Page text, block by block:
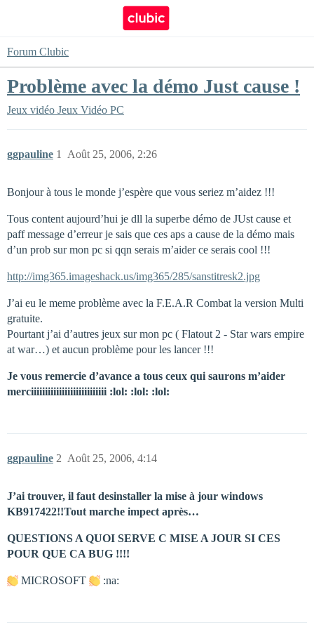
Forum Clubic
Problème avec la démo Just cause !
Jeux vidéo Jeux Vidéo PC
ggpauline Août 25, 2006, 2:26
1
Bonjour à tous le monde j’espère que vous seriez m’aidez !!!
Tous content aujourd’hui je dll la superbe démo de JUst cause et
paff message d’erreur je sais que ces aps a cause de la démo mais
d’un prob sur mon pc si qqn serais m’aider ce serais cool !!!
http://img365.imageshack.us/img365/285/sanstitresk2.jpg
J’ai eu le meme problème avec la F.E.A.R Combat la version Multi
gratuite.
Pourtant j’ai d’autres jeux sur mon pc ( Flatout 2 - Star wars empire
at war…) et aucun problème pour les lancer !!!
Je vous remercie d’avance a tous ceux qui saurons m’aider
merciiiiiiiiiiiiiiiiiiiiiiiiiii :lol: :lol: :lol:
ggpauline Août 25, 2006, 4:14
2
J’ai trouver, il faut desinstaller la mise à jour windows
KB917422!!Tout marche impect après…
QUESTIONS A QUOI SERVE C MISE A JOUR SI CES
POUR QUE CA BUG !!!!
MICROSOFT :na: